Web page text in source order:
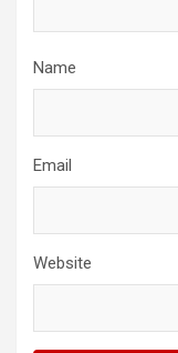
Name
Email
Website